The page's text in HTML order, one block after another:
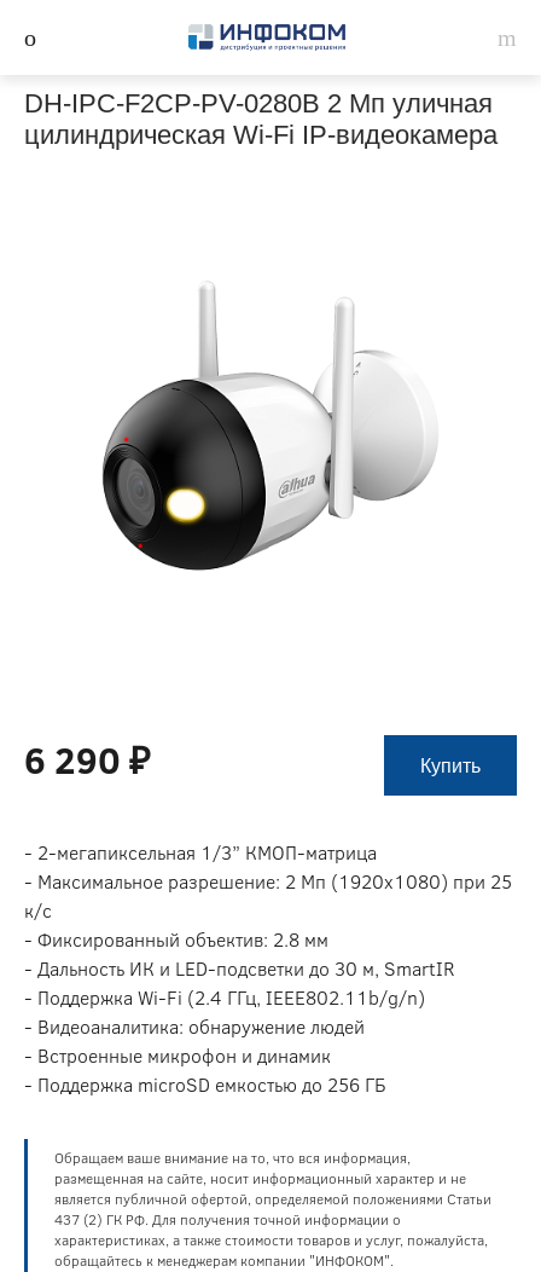
DH-IPC-F2CP-PV-0280B 2 Мп уличная
цилиндрическая Wi-Fi IP-видеокамера
6 290 ₽ Купить
- 2-мегапиксельная 1/3” КМОП-матрица
- Максимальное разрешение: 2 Мп (1920х1080) при 25
к/с
- Фиксированный объектив: 2.8 мм
- Дальность ИК и LED-подсветки до 30 м, SmartIR
- Поддержка Wi-Fi (2.4 ГГц, IEEE802.11b/g/n)
- Видеоаналитика: обнаружение людей
- Встроенные микрофон и динамик
- Поддержка microSD емкостью до 256 ГБ
Обращаем ваше внимание на то, что вся информация,
размещенная на сайте, носит информационный характер и не
является публичной офертой, определяемой положениями Статьи
437 (2) ГК РФ. Для получения точной информации о
характеристиках, а также стоимости товаров и услуг, пожалуйста,
обращайтесь к менеджерам компании "ИНФОКОМ".